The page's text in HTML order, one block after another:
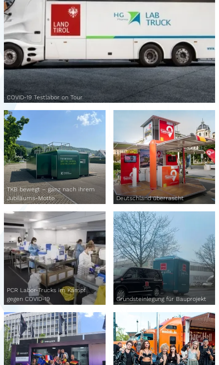
COVID-19 Testlabor on Tour
TKB bewegt – ganz nach ihrem
Jubiläums-Motto
Deutschland überrascht
PCR Labor-Trucks im Kampf
gegen COVID-19
Grundsteinlegung für Bauprojekt